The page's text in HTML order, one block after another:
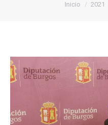
Inicio 2021